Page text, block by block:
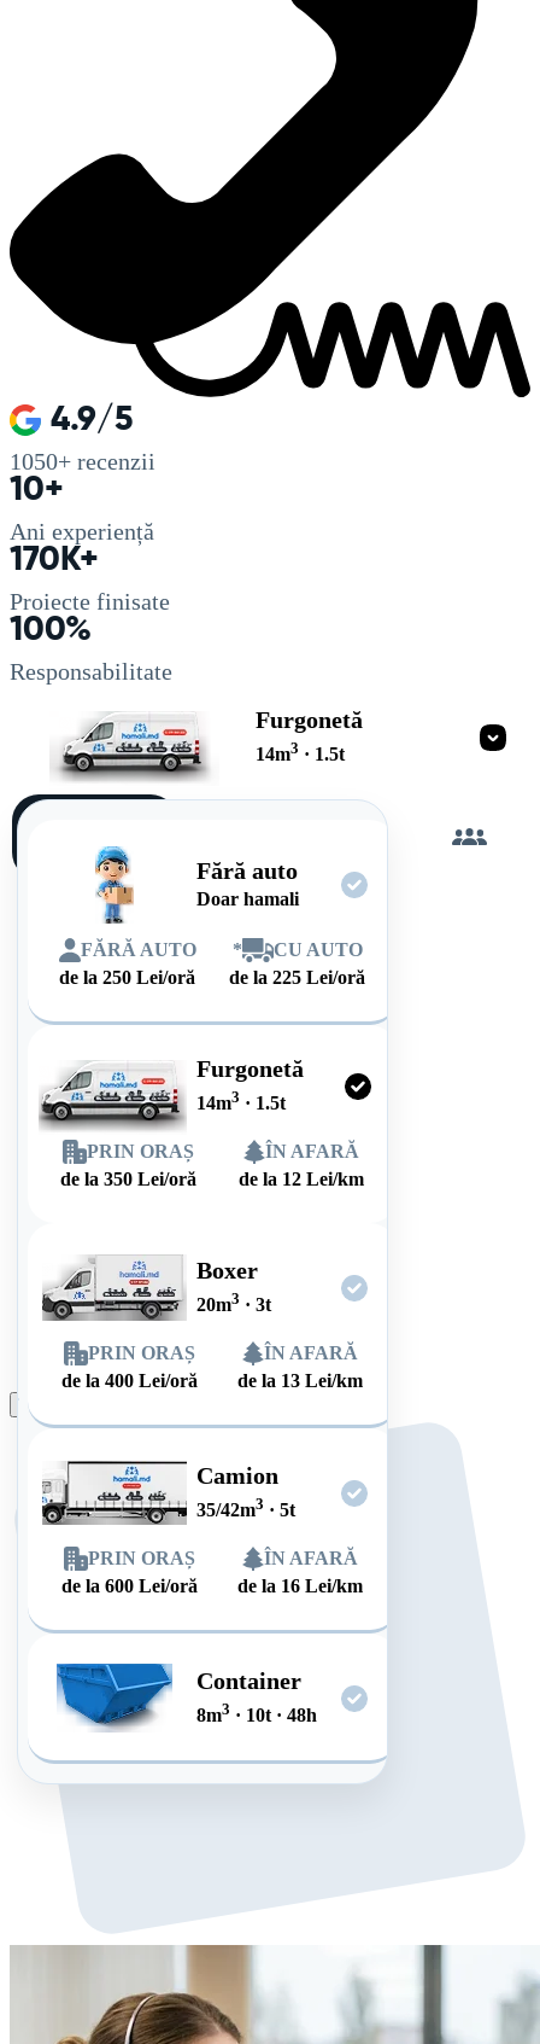
4.9/5
1050+ recenzii
10+
Ani experiență
170K+
Proiecte finisate
100%
Responsabilitate
Furgonetă
14m3 · 1.5t
Fără auto
Doar hamali
FĂRĂ AUTO
de la250 Lei/oră
*
CU AUTO
de la225 Lei/oră
Furgonetă
14m3 · 1.5t
PRIN ORAȘ
de la 350 Lei/oră
ÎN AFARĂ
de la 12 Lei/km
Boxer
20m3 · 3t
PRIN ORAȘ
de la400 Lei/oră
ÎN AFARĂ
de la 13 Lei/km
Camion
35/42m3 · 5t
PRIN ORAȘ
de la600 Lei/oră
ÎN AFARĂ
de la 16 Lei/km
Container
8m3 · 10t · 48h
singur
Plasează comanda